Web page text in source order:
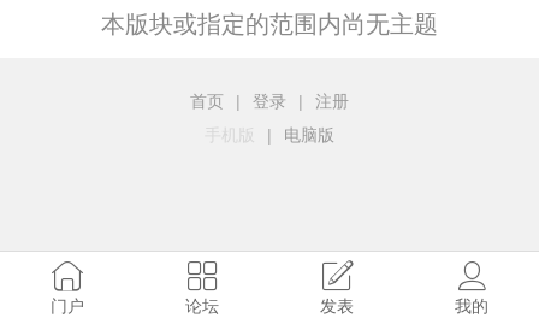
本版块或指定的范围内尚无主题
首页 | 登录 |
注册
手机版
| 电脑版
门户 论坛 发表 我的